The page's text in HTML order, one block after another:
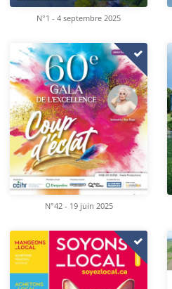
N°1 - 4 septembre 2025
N°42 - 19 juin 2025